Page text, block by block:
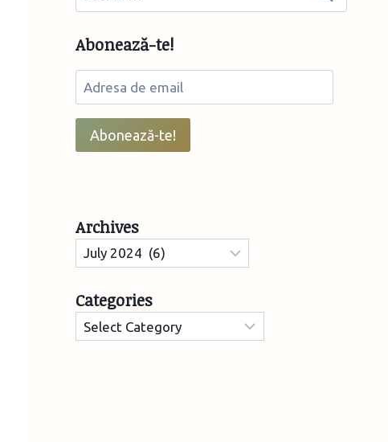
for:
Abonează-te!
Adresa
de
email
Abonează-te!
Archives
Archives
Categories
Categories